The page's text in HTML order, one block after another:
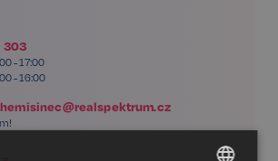
303
- 17:00
- 16:00